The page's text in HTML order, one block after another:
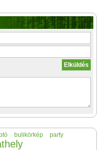
bulikörkép party